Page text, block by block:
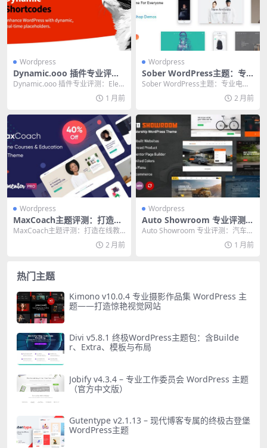
Wordpress
Dynamic.ooo 插件专业评
测：Elementor 用户的终极动
Dynamic.ooo 插件专业评测：Elem
entor 用户的终极动态内容扩展...
1 月前
Wordpress
Sober WordPress主题：专
业电商网站的终极高效解决方
Sober WordPress主题：专业电商
网站的终极高效解决方案 💡 核心
2 月前
Wordpress
MaxCoach主题评测：打造在
线教育网站的终极利器
MaxCoach主题评测：打造在线教
育网站的终极利器 核心提示：本文
2 月前
Wordpress
Auto Showroom 专业评测：
汽车经销商网站的终极 Word
Auto Showroom 专业评测：汽车经
销商网站的终极 WordPress ...
1 月前
热门主题
Kimono v10.0.4 专业摄影作品集 WordPress 主
题——打造惊艳视觉网站
Divi v5.8.1 终极WordPress主题包：含Builde
r、Extra、模板与布局
Jobify v4.3.4 – 专业工作委员会 WordPress 主题
（官方中文版）
Gutentype v2.1.13 – 现代博客专属的终极古登堡
WordPress主题